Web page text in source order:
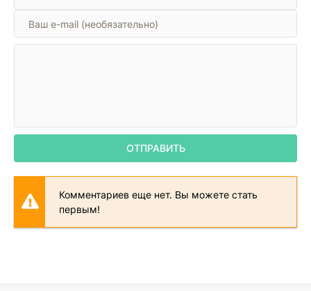
ОТПРАВИТЬ
Комментариев еще нет. Вы можете стать
первым!